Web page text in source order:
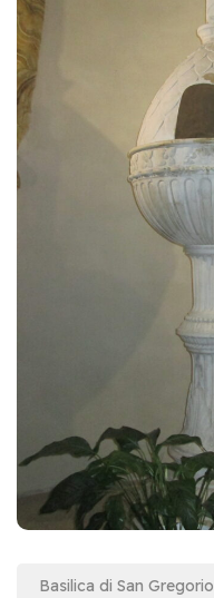
Basilica di San Gregorio